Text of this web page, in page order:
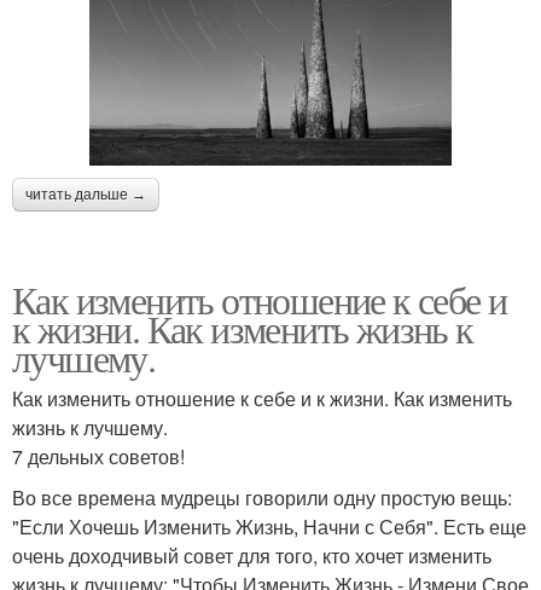
читать дальше →
Как изменить отношение к себе и
к жизни. Как изменить жизнь к
лучшему.
Как изменить отношение к себе и к жизни. Как изменить
жизнь к лучшему.
7 дельных советов!
Во все времена мудрецы говорили одну простую вещь:
"Если Хочешь Изменить Жизнь, Начни с Себя". Есть еще
очень доходчивый совет для того, кто хочет изменить